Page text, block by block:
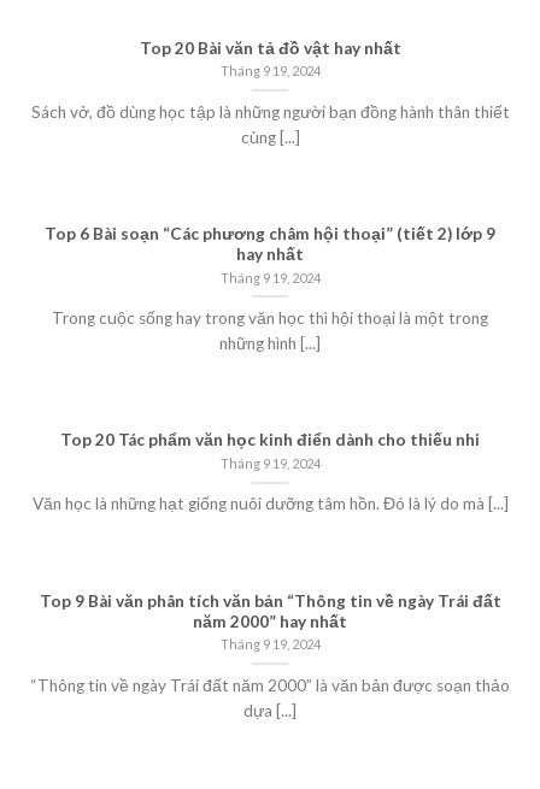
Top 20 Bài văn tả đồ vật hay nhất
Tháng 9 19, 2024
Sách vở, đồ dùng học tập là những người bạn đồng hành thân thiết
cùng [...]
Top 6 Bài soạn “Các phương châm hội thoại” (tiết 2) lớp 9
hay nhất
Tháng 9 19, 2024
Trong cuộc sống hay trong văn học thì hội thoại là một trong
những hình [...]
Top 20 Tác phẩm văn học kinh điển dành cho thiếu nhi
Tháng 9 19, 2024
Văn học là những hạt giống nuôi dưỡng tâm hồn. Đó là lý do mà [...]
Top 9 Bài văn phân tích văn bản “Thông tin về ngày Trái đất
năm 2000” hay nhất
Tháng 9 19, 2024
“Thông tin về ngày Trái đất năm 2000” là văn bản được soạn thảo
dựa [...]